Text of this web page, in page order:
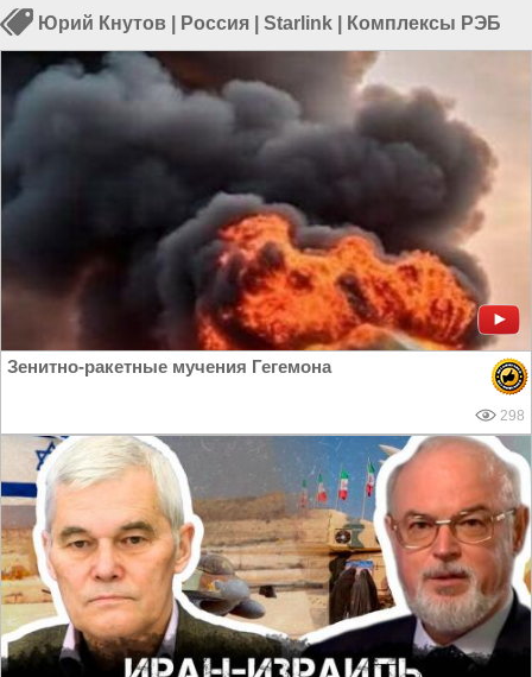
Юрий Кнутов Россия Starlink Комплексы РЭБ
Зенитно-ракетные мучения Гегемона
298